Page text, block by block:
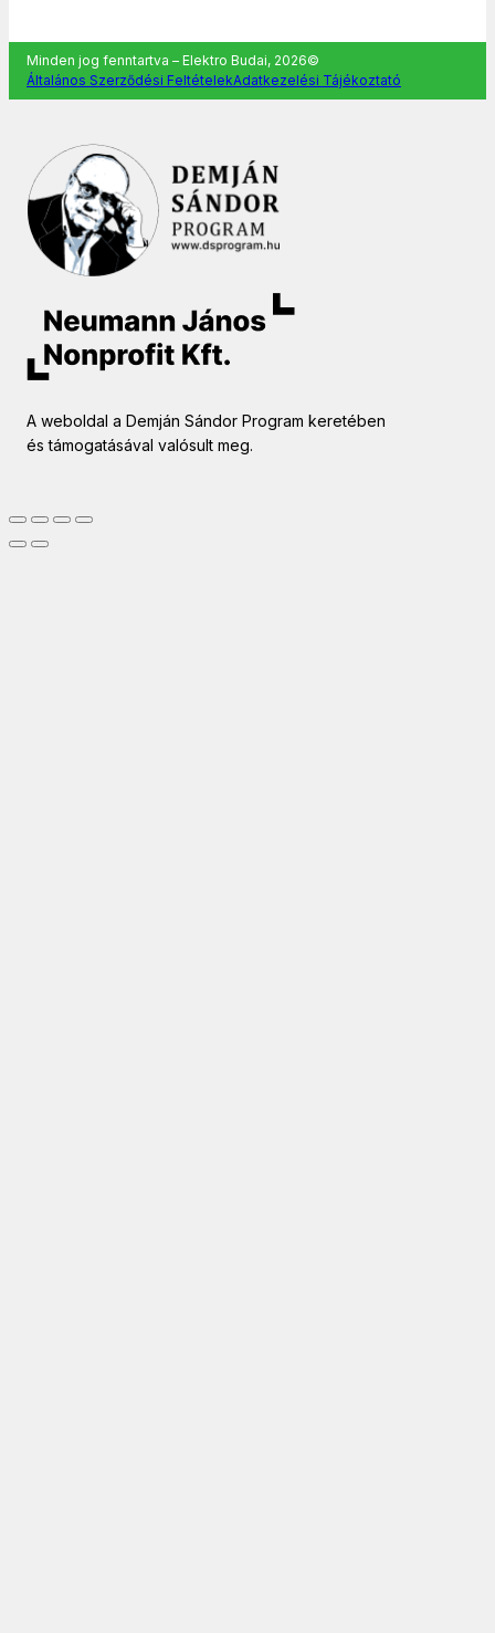
Minden jog fenntartva – Elektro Budai, 2026©
Általános Szerződési FeltételekAdatkezelési Tájékoztató
A weboldal a Demján Sándor Program keretében
és támogatásával valósult meg.